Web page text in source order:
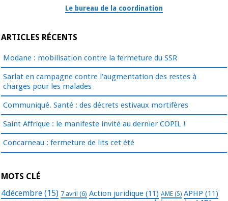
Le bureau de la coordination
ARTICLES RÉCENTS
Modane : mobilisation contre la fermeture du SSR
Sarlat en campagne contre l’augmentation des restes à
charges pour les malades
Communiqué. Santé : des décrets estivaux mortifères
Saint Affrique : le manifeste invité au dernier COPIL !
Concarneau : fermeture de lits cet été
MOTS CLÉ
4décembre (15) 7 avril (6) Action juridique (11) AME (5) APHP (11)